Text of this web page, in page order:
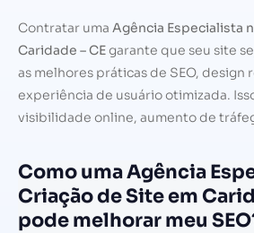
Contratar uma Agência Especialista
Caridade – CEgarante que seu site
as melhores práticas de SEO, design
experiência de usuário otimizada.
visibilidade online, aumento de
Como uma Agência
Criação de Site em
pode melhorar meu